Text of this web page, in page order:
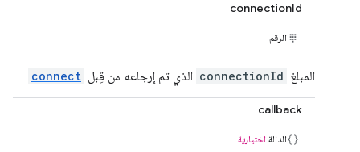
connectionId
الرقم
المبلغ connectionId الذي تم إرجاعه من قِبل connect
callback
الدالة اختيارية